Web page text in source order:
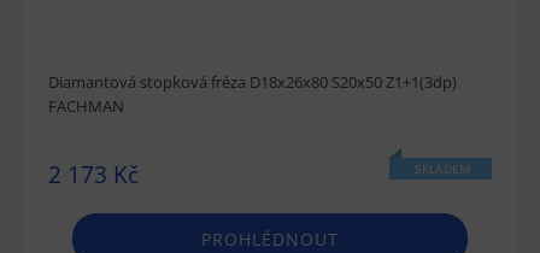
Diamantová stopková fréza D18x26x80 S20x50 Z1+1(3dp)
FACHMAN
2 173 Kč SKLADEM
PROHLÉDNOUT